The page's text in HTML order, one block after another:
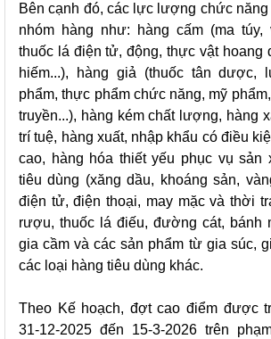
Bên cạnh đó, các lực lượng chức năng
nhóm hàng như: hàng cấm (ma túy,
thuốc lá điện tử, động, thực vật hoang
hiếm...), hàng giả (thuốc tân dược,
phẩm, thực phẩm chức năng, mỹ
truyền...), hàng kém chất lượng, hàng
trí tuệ, hàng xuất, nhập khẩu có điều
cao, hàng hóa thiết yếu phục vụ sản
tiêu dùng (xăng dầu, khoáng sản,
điện tử, điện thoại, may mặc và thời
rượu, thuốc lá điếu, đường cát, bánh
gia cầm và các sản phẩm từ gia súc,
các loại hàng tiêu dùng khác.
Theo Kế hoạch, đợt cao điểm được
31-12-2025 đến 15-3-2026 trên